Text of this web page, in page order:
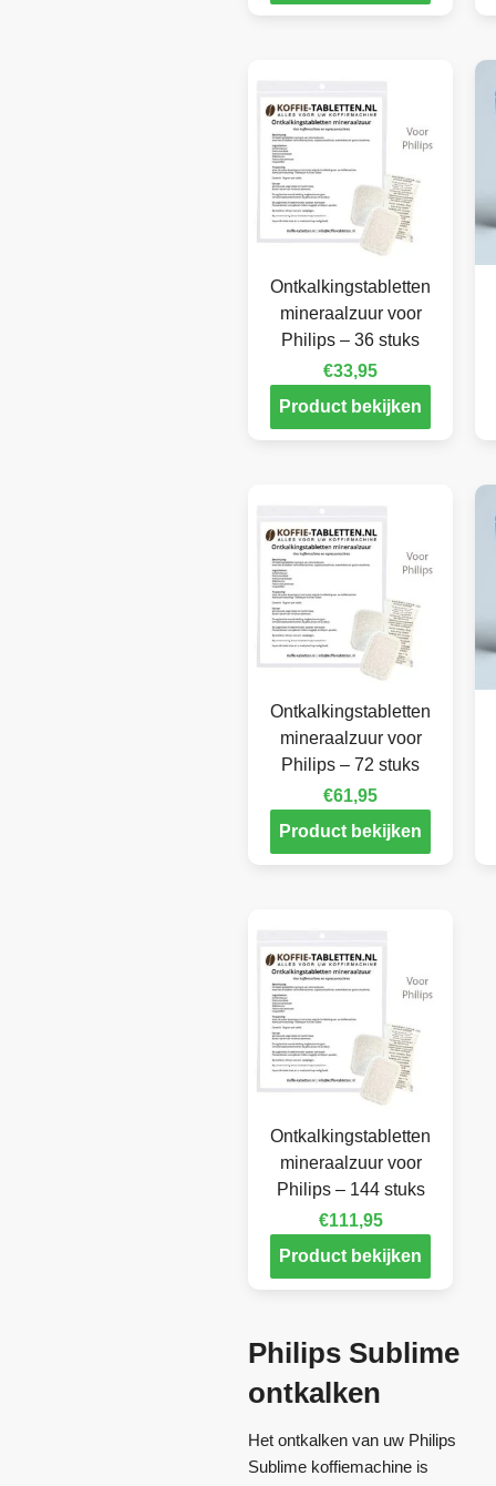
Ontkalkingstabletten
mineraalzuur voor
Philips – 36 stuks
€33,95
Product bekijken
Ontkalkingstabletten
mineraalzuur voor
Philips – 72 stuks
€61,95
Product bekijken
Ontkalkingstabletten
mineraalzuur voor
Philips – 144 stuks
€111,95
Product bekijken
Philips Sublime
ontkalken
Het ontkalken van uw Philips
Sublime koffiemachine is